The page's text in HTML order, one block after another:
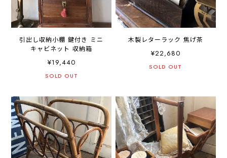
引出し収納小棚 鍵付き ミニ
キャビネット 収納箱
¥19,440
SOLD OUT
木製レターラック 焦げ茶
¥22,680
SOLD OUT